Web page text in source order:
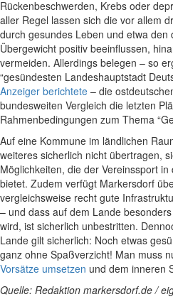
Rückenbeschwerden, Krebs oder
aller Regel lassen sich die vor allem
durch gesundes Leben und etwa
Übergewicht positiv beeinflussen,
vermeiden. Allerdings belegen – so
“gesündesten Landeshauptstadt
Anzeiger berichtete – die
bundesweiten Vergleich die letzten
Rahmenbedingungen zum Thema
Auf eine Kommune im ländlichen
weiteres sicherlich nicht übertragen,
Möglichkeiten, die der Vereinssport
bietet. Zudem verfügt Markersdorf
vergleichsweise recht gute
– und dass auf dem Lande
wird, ist sicherlich unbestritten.
Lande gilt sicherlich: Noch etwas
ganz ohne Spaßverzicht! Man muss
Vorsätze umsetzen und dem inneren
Quelle: Redaktion markersdorf.de /